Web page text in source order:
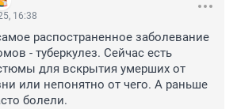
16:38
распостраненное заболевание
- туберкулез. Сейчас есть
для вскрытия умерших от
или непонятно от чего. А раньше
болели.